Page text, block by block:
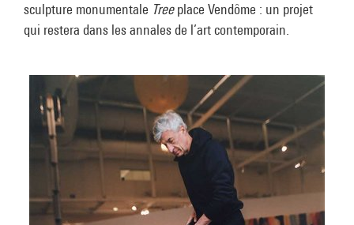
sculpture monumentale Treeplace Vendôme : un projet
qui restera dans les annales de l’art contemporain.